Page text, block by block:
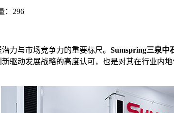
296
与市场竞争力的重要标尺。 Sumspring三泉中
驱动发展战略的高度认可，也是对其在行业内